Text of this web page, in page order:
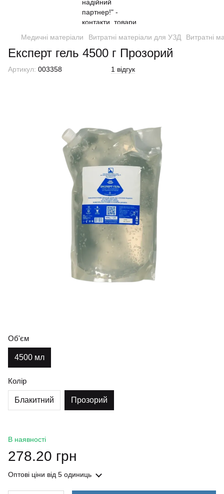
Медичні матеріали Витратні матеріали для УЗД Витратні
Експерт гель 4500 г Прозорий
Артикул: 003358 1 відгук
Об'єм
4500 мл
Колір
Блакитний Прозорий
В наявності
278.20 грн
Оптові ціни від 5 одиниць